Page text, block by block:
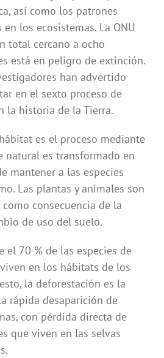
así como los patrones
los ecosistemas. La ONU
total cercano a ocho
está en peligro de extinción.
han advertido
en el sexto proceso de
la historia de la Tierra.
es el proceso mediante
natural es transformado en
mantener a las especies
Las plantas y animales son
consecuencia de la
de uso del suelo.
el 70 % de las especies de
en los hábitats de los
la deforestación es la
rápida desaparición de
con pérdida directa de
que viven en las selvas